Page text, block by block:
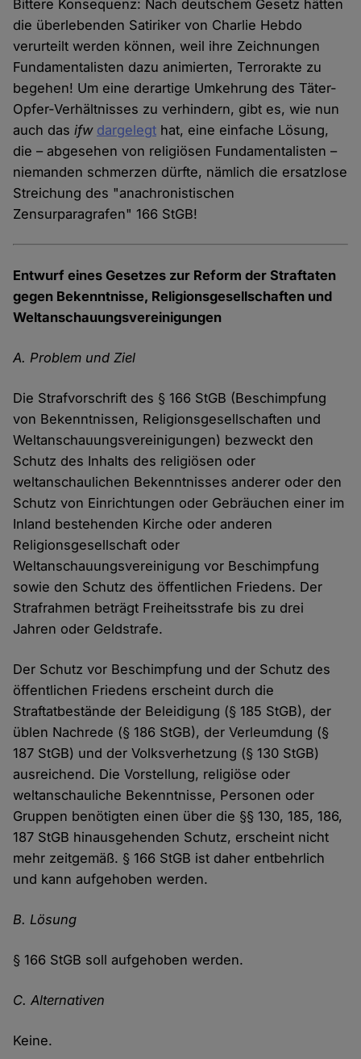
Bittere Konsequenz: Nach deutschem Gesetz hätten
die überlebenden Satiriker von Charlie Hebdo
verurteilt werden können, weil ihre Zeichnungen
Fundamentalisten dazu animierten, Terrorakte zu
begehen! Um eine derartige Umkehrung des Täter-
Opfer-Verhältnisses zu verhindern, gibt es, wie nun
auch dasifw dargelegt hat, eine einfache Lösung,
die – abgesehen von religiösen Fundamentalisten –
niemanden schmerzen dürfte, nämlich die ersatzlose
Streichung des "anachronistischen
Zensurparagrafen" 166 StGB!
Entwurf eines Gesetzes zur Reform der Straftaten
gegen Bekenntnisse, Religionsgesellschaften und
Weltanschauungsvereinigungen
A. Problem und Ziel
Die Strafvorschrift des § 166 StGB (Beschimpfung
von Bekenntnissen, Religionsgesellschaften und
Weltanschauungsvereinigungen) bezweckt den
Schutz des Inhalts des religiösen oder
weltanschaulichen Bekenntnisses anderer oder den
Schutz von Einrichtungen oder Gebräuchen einer im
Inland bestehenden Kirche oder anderen
Religionsgesellschaft oder
Weltanschauungsvereinigung vor Beschimpfung
sowie den Schutz des öffentlichen Friedens. Der
Strafrahmen beträgt Freiheitsstrafe bis zu drei
Jahren oder Geldstrafe.
Der Schutz vor Beschimpfung und der Schutz des
öffentlichen Friedens erscheint durch die
Straftatbestände der Beleidigung (§ 185 StGB), der
üblen Nachrede (§ 186 StGB), der Verleumdung (§
187 StGB) und der Volksverhetzung (§ 130 StGB)
ausreichend. Die Vorstellung, religiöse oder
weltanschauliche Bekenntnisse, Personen oder
Gruppen benötigten einen über die §§ 130, 185, 186,
187 StGB hinausgehenden Schutz, erscheint nicht
mehr zeitgemäß. § 166 StGB ist daher entbehrlich
und kann aufgehoben werden.
B. Lösung
§ 166 StGB soll aufgehoben werden.
C. Alternativen
Keine.